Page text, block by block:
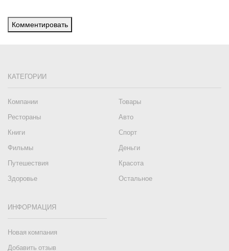
Комментировать
КАТЕГОРИИ
Компании
Товары
Рестораны
Авто
Книги
Спорт
Фильмы
Деньги
Путешествия
Красота
Здоровье
Остальное
ИНФОРМАЦИЯ
Новая компания
Добавить отзыв